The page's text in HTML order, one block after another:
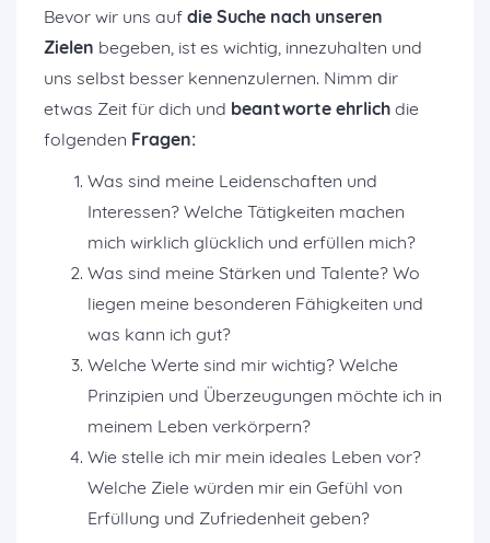
Bevor wir uns auf die Suche nach unseren
Zielen begeben, ist es wichtig, innezuhalten und
uns selbst besser kennenzulernen. Nimm dir
etwas Zeit für dich und beantworte ehrlich die
folgenden Fragen:
Was sind meine Leidenschaften und
Interessen? Welche Tätigkeiten machen
mich wirklich glücklich und erfüllen mich?
Was sind meine Stärken und Talente? Wo
liegen meine besonderen Fähigkeiten und
was kann ich gut?
Welche Werte sind mir wichtig? Welche
Prinzipien und Überzeugungen möchte ich in
meinem Leben verkörpern?
Wie stelle ich mir mein ideales Leben vor?
Welche Ziele würden mir ein Gefühl von
Erfüllung und Zufriedenheit geben?